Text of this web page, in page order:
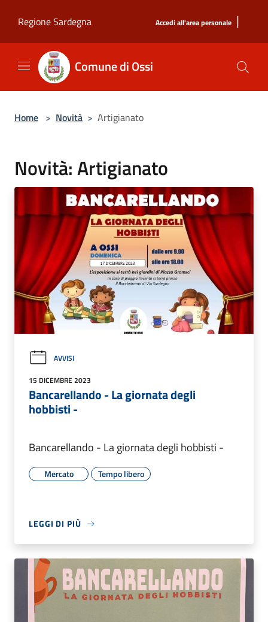
Regione Sardegna
Accedi all'area personale |
Comune di Ossi
Home > Novità > Artigianato
Novità: Artigianato
AVVISI
15 DICEMBRE 2023
Bancarellando - La giornata degli
hobbisti -
Bancarellando - La giornata degli hobbisti -
Mercato Tempo libero
LEGGI DI PIÙ